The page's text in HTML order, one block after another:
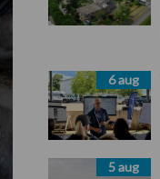
6 aug
5 aug